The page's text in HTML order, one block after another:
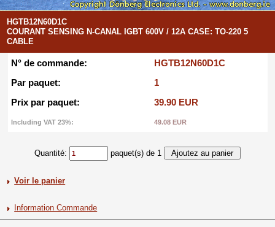
HGTB12N60D1C
COURANT SENSING N-CANAL IGBT 600V / 12A CASE: TO-220 5
CABLE
N° de commande:
HGTB12N60D1C
Par paquet:
1
Prix par paquet:
39.90 EUR
Including VAT 23%: 49.08 EUR
Quantité: paquet(s) de 1
Voir le panier
Information Commande